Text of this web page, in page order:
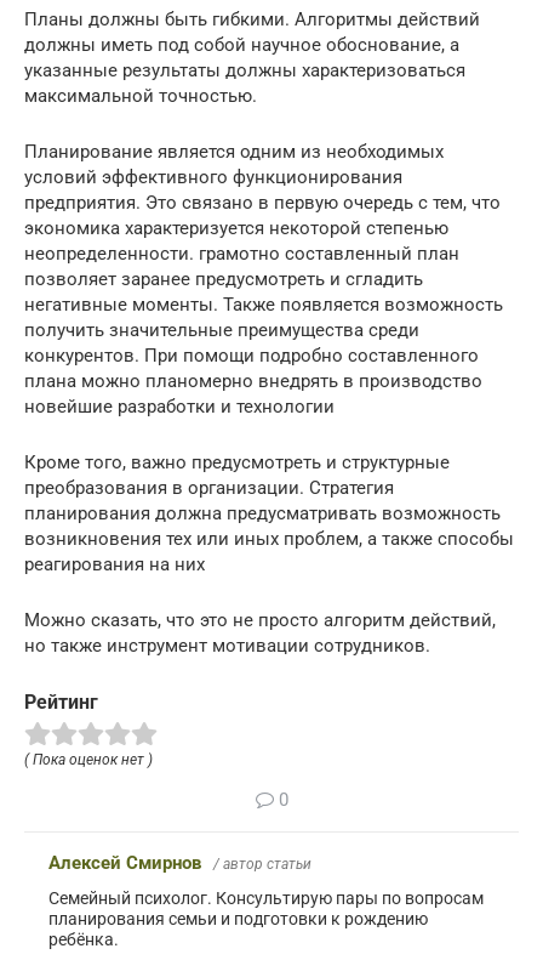
Планы должны быть гибкими. Алгоритмы действий
должны иметь под собой научное обоснование, а
указанные результаты должны характеризоваться
максимальной точностью.
Планирование является одним из необходимых
условий эффективного функционирования
предприятия. Это связано в первую очередь с тем, что
экономика характеризуется некоторой степенью
неопределенности. грамотно составленный план
позволяет заранее предусмотреть и сгладить
негативные моменты. Также появляется возможность
получить значительные преимущества среди
конкурентов. При помощи подробно составленного
плана можно планомерно внедрять в производство
новейшие разработки и технологии
Кроме того, важно предусмотреть и структурные
преобразования в организации. Стратегия
планирования должна предусматривать возможность
возникновения тех или иных проблем, а также способы
реагирования на них
Можно сказать, что это не просто алгоритм действий,
но также инструмент мотивации сотрудников.
Рейтинг
( Пока оценок нет )
0
Алексей Смирнов / автор статьи
Семейный психолог. Консультирую пары по вопросам
планирования семьи и подготовки к рождению
ребёнка.